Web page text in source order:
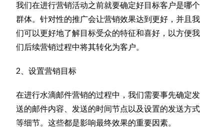
我们在进行营销活动之前就要确定好目标客户是哪个
群体。针对性的推广会让营销效果达到更好，并且我
们可以更好地了解目标受众的特征和喜好，以方便我
们后续营销过程中将其转化为客户。
2、设置营销目标
在进行水滴邮件营销的过程中，我们需要事先确定发
送的邮件内容、发送的时间节点以及设置的发送方式
等细节。这些都是影响最终效果的重要因素。